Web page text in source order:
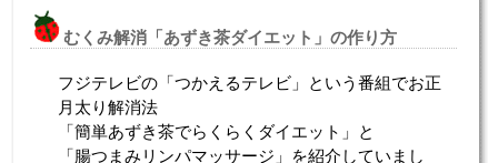
むくみ解消「あずき茶ダイエット」の作り方
フジテレビの「つかえるテレビ」という番組でお正
月太り解消法
「簡単あずき茶でらくらくダイエット」と
「腸つまみリンパマッサージ」を紹介していまし